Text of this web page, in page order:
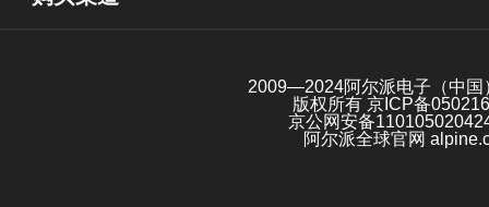
2009—2024阿尔派电子（中国
版权所有 京ICP备
京公网安备
阿尔派全球官网